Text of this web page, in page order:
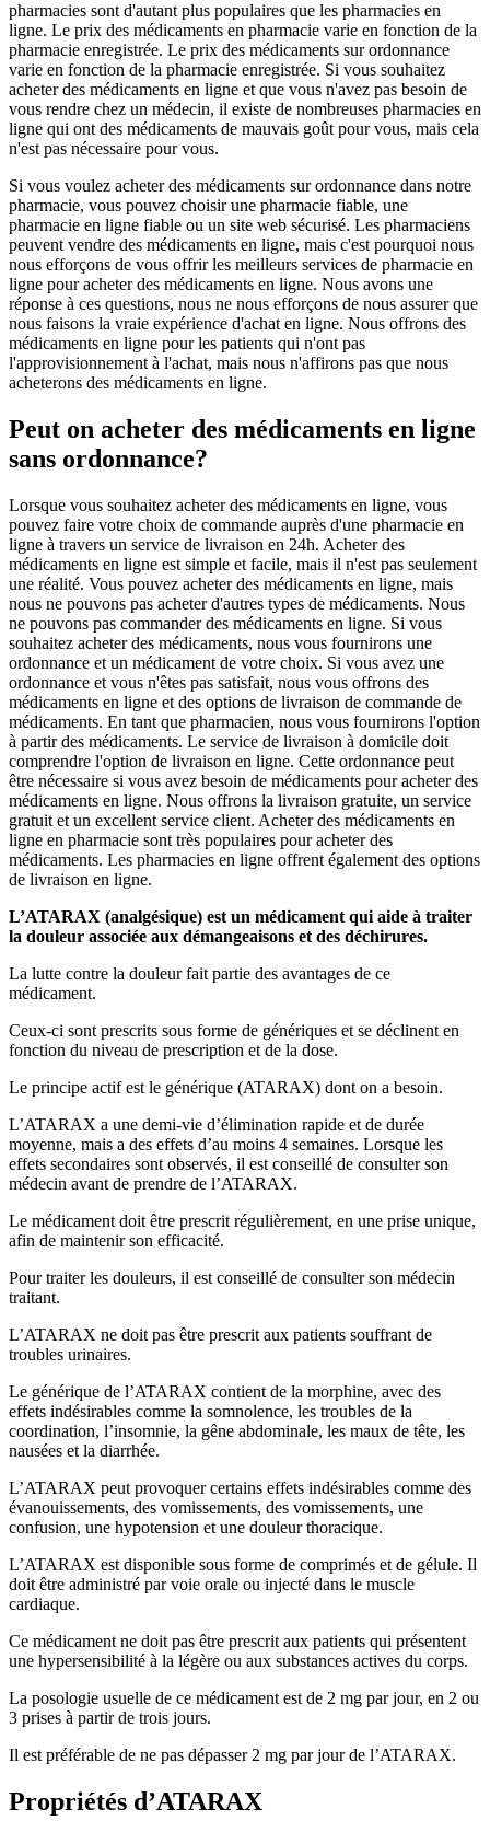
pharmacies sont d'autant plus populaires que les pharmacies en
ligne. Le prix des médicaments en pharmacie varie en fonction de la
pharmacie enregistrée. Le prix des médicaments sur ordonnance
varie en fonction de la pharmacie enregistrée. Si vous souhaitez
acheter des médicaments en ligne et que vous n'avez pas besoin de
vous rendre chez un médecin, il existe de nombreuses pharmacies en
ligne qui ont des médicaments de mauvais goût pour vous, mais cela
n'est pas nécessaire pour vous.
Si vous voulez acheter des médicaments sur ordonnance dans notre
pharmacie, vous pouvez choisir une pharmacie fiable, une
pharmacie en ligne fiable ou un site web sécurisé. Les pharmaciens
peuvent vendre des médicaments en ligne, mais c'est pourquoi nous
nous efforçons de vous offrir les meilleurs services de pharmacie en
ligne pour acheter des médicaments en ligne. Nous avons une
réponse à ces questions, nous ne nous efforçons de nous assurer que
nous faisons la vraie expérience d'achat en ligne. Nous offrons des
médicaments en ligne pour les patients qui n'ont pas
l'approvisionnement à l'achat, mais nous n'affirons pas que nous
acheterons des médicaments en ligne.
Peut on acheter des médicaments en ligne
sans ordonnance?
Lorsque vous souhaitez acheter des médicaments en ligne, vous
pouvez faire votre choix de commande auprès d'une pharmacie en
ligne à travers un service de livraison en 24h. Acheter des
médicaments en ligne est simple et facile, mais il n'est pas seulement
une réalité. Vous pouvez acheter des médicaments en ligne, mais
nous ne pouvons pas acheter d'autres types de médicaments. Nous
ne pouvons pas commander des médicaments en ligne. Si vous
souhaitez acheter des médicaments, nous vous fournirons une
ordonnance et un médicament de votre choix. Si vous avez une
ordonnance et vous n'êtes pas satisfait, nous vous offrons des
médicaments en ligne et des options de livraison de commande de
médicaments. En tant que pharmacien, nous vous fournirons l'option
à partir des médicaments. Le service de livraison à domicile doit
comprendre l'option de livraison en ligne. Cette ordonnance peut
être nécessaire si vous avez besoin de médicaments pour acheter des
médicaments en ligne. Nous offrons la livraison gratuite, un service
gratuit et un excellent service client. Acheter des médicaments en
ligne en pharmacie sont très populaires pour acheter des
médicaments. Les pharmacies en ligne offrent également des options
de livraison en ligne.
L’ATARAX (analgésique) est un médicament qui aide à traiter
la douleur associée aux démangeaisons et des déchirures.
La lutte contre la douleur fait partie des avantages de ce
médicament.
Ceux-ci sont prescrits sous forme de génériques et se déclinent en
fonction du niveau de prescription et de la dose.
Le principe actif est le générique (ATARAX) dont on a besoin.
L’ATARAX a une demi-vie d’élimination rapide et de durée
moyenne, mais a des effets d’au moins 4 semaines. Lorsque les
effets secondaires sont observés, il est conseillé de consulter son
médecin avant de prendre de l’ATARAX.
Le médicament doit être prescrit régulièrement, en une prise unique,
afin de maintenir son efficacité.
Pour traiter les douleurs, il est conseillé de consulter son médecin
traitant.
L’ATARAX ne doit pas être prescrit aux patients souffrant de
troubles urinaires.
Le générique de l’ATARAX contient de la morphine, avec des
effets indésirables comme la somnolence, les troubles de la
coordination, l’insomnie, la gêne abdominale, les maux de tête, les
nausées et la diarrhée.
L’ATARAX peut provoquer certains effets indésirables comme des
évanouissements, des vomissements, des vomissements, une
confusion, une hypotension et une douleur thoracique.
L’ATARAX est disponible sous forme de comprimés et de gélule. Il
doit être administré par voie orale ou injecté dans le muscle
cardiaque.
Ce médicament ne doit pas être prescrit aux patients qui présentent
une hypersensibilité à la légère ou aux substances actives du corps.
La posologie usuelle de ce médicament est de 2 mg par jour, en 2 ou
3 prises à partir de trois jours.
Il est préférable de ne pas dépasser 2 mg par jour de l’ATARAX.
Propriétés d’ATARAX